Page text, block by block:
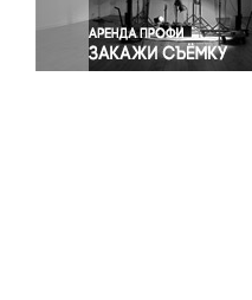
Экономика и бизнес